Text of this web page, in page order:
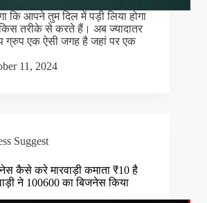
आपने तुम दिल में पड़ी लिया होगा
तरीके से करते हैं। अब ज्यादातर
ग्रुप एक ऐसी जगह है जहां पर एक
11, 2024
Suggest
कैसे करे मारवाड़ी कमाता ₹10 है
ने 100600 का बिजनेस किया